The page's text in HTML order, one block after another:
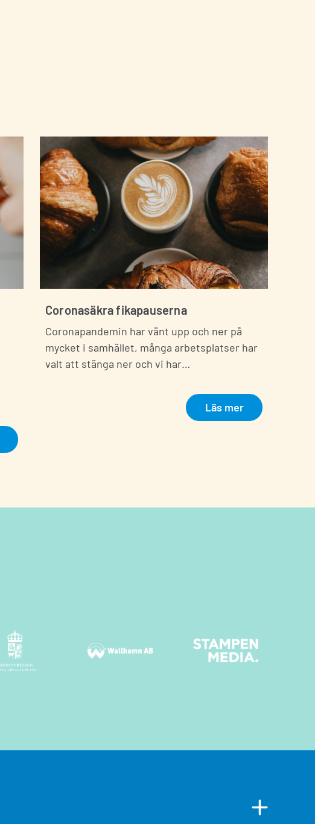
Coronasäkra fikapauserna
Coronapandemin har vänt upp och ner på
mycket i samhället, många arbetsplatser har
valt att stänga ner och vi har…
Läs mer